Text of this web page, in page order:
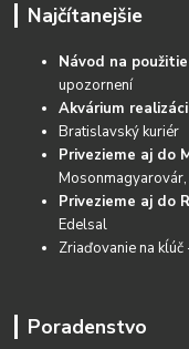
Najčítanejšie
Návod na použitie
upozornení
Akvárium
Bratislavský kuriér
Privezieme aj do
Privezieme aj do
Edelsal
Zriaďovanie na
Poradenstvo